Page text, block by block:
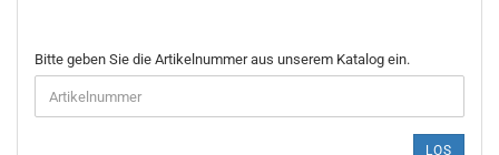
BITTE
GEBEN
SIE
DIE
Bitte geben Sie die Artikelnummer aus unserem Katalog ein.
LOS